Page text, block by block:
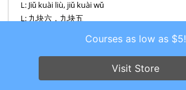
L: Jiǔ kuài liù, jiǔ kuài wǔ
L: 九块六，九块五
00:07:13,039 –> 00:07:16,274
好！那你要记得这里都多少钱哦！
Courses as low as $5!
Visit Store